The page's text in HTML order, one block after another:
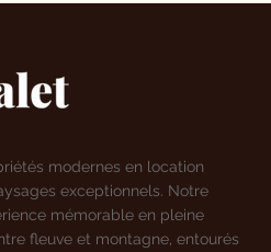
modernes en location
exceptionnels. Notre
mémorable en pleine
fleuve et montagne, entourés